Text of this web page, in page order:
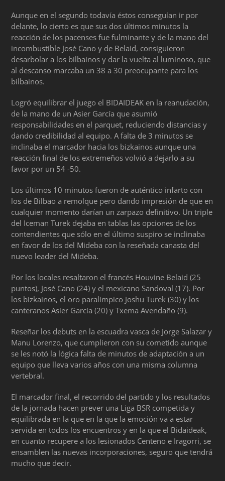
Aunque en el segundo todavía éstos conseguían ir por
delante, lo cierto es que sus dos últimos minutos la
reacción de los pacenses fue fulminante y de la mano del
incombustible José Cano y de Belaid, consiguieron
desarbolar a los bilbaínos y dar la vuelta al luminoso, que
al descanso marcaba un 38 a 30 preocupante para los
bilbainos.
Logró equilibrar el juego el BIDAIDEAK en la reanudación,
de la mano de un Asier García que asumió
responsabilidades en el parquet, reduciendo distancias y
dando credibilidad al equipo. A falta de 3 minutos se
inclinaba el marcador hacia los bizkainos aunque una
reacción final de los extremeños volvió a dejarlo a su
favor por un 54 -50.
Los últimos 10 minutos fueron de auténtico infarto con
los de Bilbao a remolque pero dando impresión de que en
cualquier momento darían un zarpazo definitivo. Un triple
del Iceman Turek dejaba en tablas las opciones de los
contendientes que sólo en el último suspiro se inclinaba
en favor de los del Mideba con la reseñada canasta del
nuevo leader del Mideba.
Por los locales resaltaron el francés Houvine Belaid (25
puntos), José Cano (24) y el mexicano Sandoval (17). Por
los bizkainos, el oro paralímpico Joshu Turek (30) y los
canteranos Asier García (20) y Txema Avendaño (9).
Reseñar los debuts en la escuadra vasca de Jorge Salazar y
Manu Lorenzo, que cumplieron con su cometido aunque
se les notó la lógica falta de minutos de adaptación a un
equipo que lleva varios años con una misma columna
vertebral.
El marcador final, el recorrido del partido y los resultados
de la jornada hacen prever una Liga BSR competida y
equilibrada en la que en la que la emoción va a estar
servida en todos los encuentros y en la que el Bidaideak,
en cuanto recupere a los lesionados Centeno e Iragorri, se
ensamblen las nuevas incorporaciones, seguro que tendrá
mucho que decir.